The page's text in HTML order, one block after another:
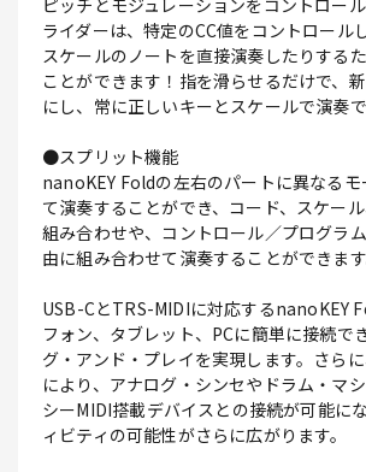
ピッチとモジュレーションをコントロー
ライダーは、特定のCC値をコントロール
スケールのノートを直接演奏したりする
ことができます！指を滑らせるだけで、
にし、常に正しいキーとスケールで演奏で
●スプリット機能
nanoKEY Foldの左右のパートに異なるモ
て演奏することができ、コード、スケー
組み合わせや、コントロール／プログラ
由に組み合わせて演奏することができます
USB-CとTRS-MIDIに対応するnanoKEY
フォン、タブレット、PCに簡単に接続で
グ・アンド・プレイを実現します。さら
により、アナログ・シンセやドラム・マ
シーMIDI搭載デバイスとの接続が可能に
ィビティの可能性がさらに広がります。